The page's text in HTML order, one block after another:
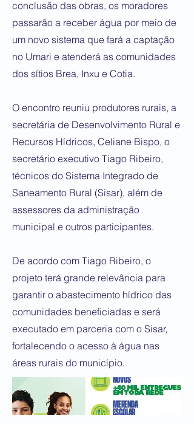
conclusão das obras, os moradores
passarão a receber água por meio de
um novo sistema que fará a captação
no Umari e atenderá as comunidades
dos sítios Brea, Inxu e Cotia.
O encontro reuniu produtores rurais, a
secretária de Desenvolvimento Rural e
Recursos Hídricos, Celiane Bispo, o
secretário executivo Tiago Ribeiro,
técnicos do Sistema Integrado de
Saneamento Rural (Sisar), além de
assessores da administração
municipal e outros participantes.
De acordo com Tiago Ribeiro, o
projeto terá grande relevância para
garantir o abastecimento hídrico das
comunidades beneficiadas e será
executado em parceria com o Sisar,
fortalecendo o acesso à água nas
áreas rurais do município.